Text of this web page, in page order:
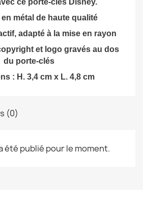
ce porte-clés Disney.
en métal de haute qualité
adapté à la mise en rayon
et logo gravés au dos
du porte-clés
: H. 3,4 cm x L. 4,8 cm
(0)
été publié pour le moment.